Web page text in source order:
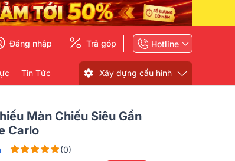
Đăng nhập Trả góp Hotline
Tin Tức Xây dựng cấu hình
Màn Chiếu Siêu Gần
Carlo
(0)